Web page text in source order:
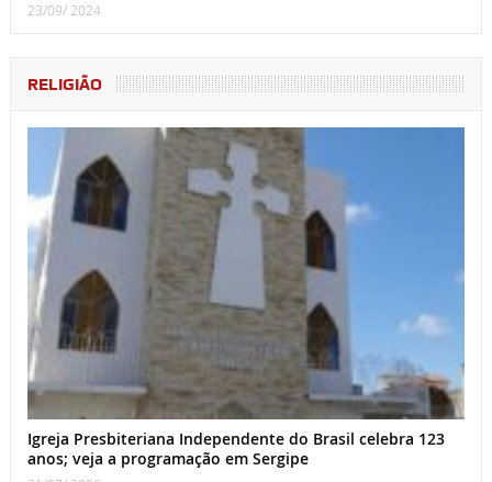
23/09/ 2024
RELIGIÃO
Igreja Presbiteriana Independente do Brasil celebra 123
anos; veja a programação em Sergipe